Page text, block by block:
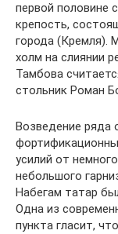
первой половине
крепость,
города (Кремля).
холм на слиянии
Тамбова
стольник Роман
Возведение ряда
усилий от
небольшого
Набегам татар
Одна из
пункта гласит,